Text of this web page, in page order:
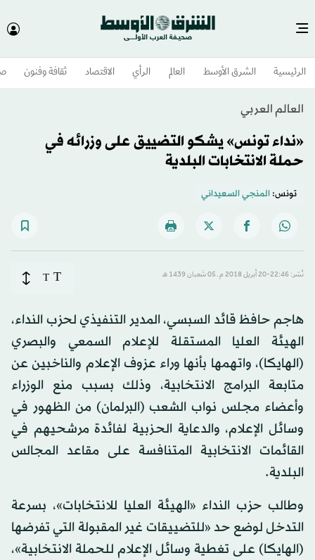
الرئيسية الشرق الأوسط​ العالم الرأي الاقتصاد ثقافة وفنون
العالم العربي
«نداء تونس» يشكو التضييق على وزرائه في
حملة الانتخابات البلدية
تونس:المنجي السعيداني
نُشر: 22:46-20 أبريل 2018 م ـ 05 شَعبان 1439 هـ T
T
هاجم حافظ قائد السبسي، المدير التنفيذي لحزب النداء،
الهيئة العليا المستقلة للإعلام السمعي والبصري
(الهايكا)، واتهمها بأنها وراء عزوف الإعلام والناخبين عن
متابعة البرامج الانتخابية، وذلك بسبب منع الوزراء
وأعضاء مجلس نواب الشعب (البرلمان) من الظهور في
وسائل الإعلام، والدعاية الحزبية لفائدة مرشحيهم في
القائمات الانتخابية المتنافسة على مقاعد المجالس
البلدية.
وطالب حزب النداء «الهيئة العليا للانتخابات»، بسرعة
التدخل لوضع حد «للتضييقات غير المقبولة التي تفرضها
(الهايكا) على تغطية وسائل الإعلام للحملة الانتخابية»،